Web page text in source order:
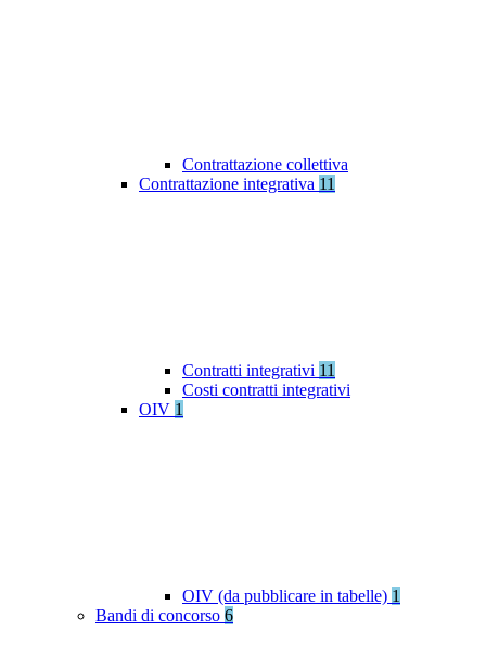
Contrattazione collettiva
Contrattazione integrativa 11
Contratti integrativi 11
Costi contratti integrativi
OIV 1
OIV (da pubblicare in tabelle) 1
Bandi di concorso 6